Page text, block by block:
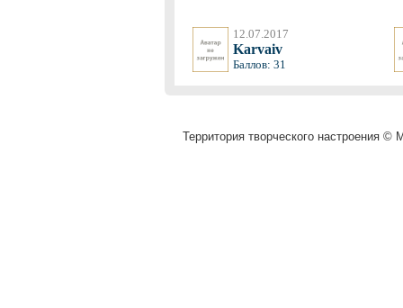
12.07.2017
Karvaiv
Баллов: 31
Территория творческого настроения